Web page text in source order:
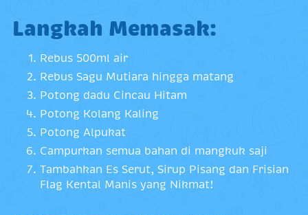
Langkah Memasak:
Rebus 500ml air
Rebus Sagu Mutiara hingga matang
Potong dadu Cincau Hitam
Potong Kolang Kaling
Potong Alpukat
Campurkan semua bahan di mangkuk saji
Tambahkan Es Serut, Sirup Pisang dan Frisian
Flag Kental Manis yang Nikmat!